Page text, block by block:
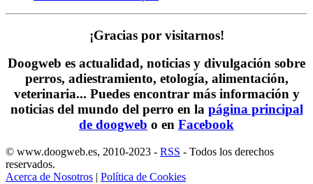
¡Gracias por visitarnos!
Doogweb es actualidad, noticias y divulgación sobre
perros, adiestramiento, etología, alimentación,
veterinaria... Puedes encontrar más información y
noticias del mundo del perro en la página principal
de doogweb o en Facebook
© www.doogweb.es, 2010-2023 - RSS - Todos los derechos
reservados.
Acerca de Nosotros | Política de Cookies